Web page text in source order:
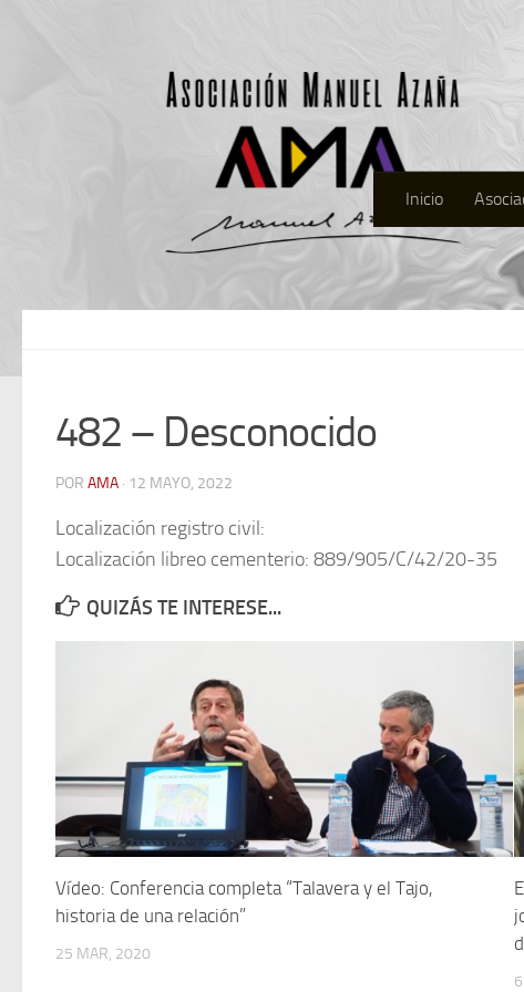
Inicio
482 – Desconocido
POR AMA · 12 MAYO, 2022
Localización registro civil:
Localización libreo cementerio: 889/905/C/42/20-35
QUIZÁS TE INTERESE...
Vídeo: Conferencia completa “Talavera y el Tajo,
historia de una relación”
25 MAR, 2020